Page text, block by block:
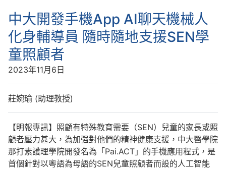
中大開發手機App AI聊天機械人
化身輔導員 隨時隨地支援SEN學
童照顧者
2023年11月6日
莊婉瑜 (助理教授)
【明報專訊】照顧有特殊教育需要（SEN）兒童的家長或照
顧者壓力甚大，為加强對他們的精神健康支援，中大醫學院
那打素護理學院開發名為「Pai.ACT」的手機應用程式，是
首個針對以粵語為母語的SEN兒童照顧者而設的人工智能